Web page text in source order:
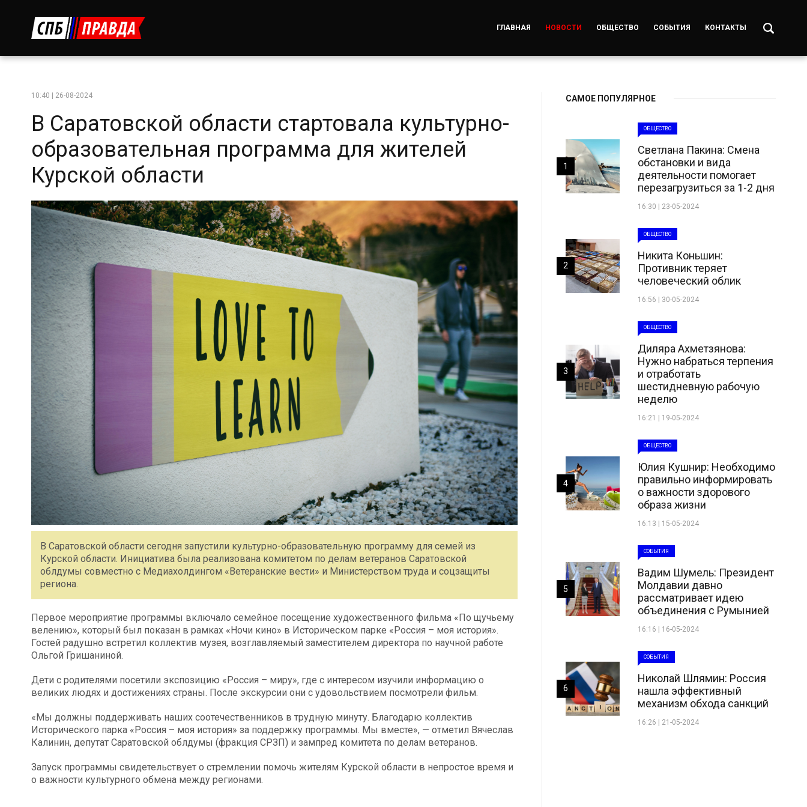
ГЛАВНАЯ НОВОСТИ ОБЩЕСТВО СОБЫТИЯ КОНТАКТЫ
10:40 | 26-08-2024
В Саратовской области стартовала культурно-
образовательная программа для жителей
Курской области
В Саратовской области сегодня запустили культурно-образовательную программу для семей из
Курской области. Инициатива была реализована комитетом по делам ветеранов Саратовской
облдумы совместно с Медиахолдингом «Ветеранские вести» и Министерством труда и соцзащиты
региона.
Первое мероприятие программы включало семейное посещение художественного фильма «По щучьему
велению», который был показан в рамках «Ночи кино» в Историческом парке «Россия – моя история».
Гостей радушно встретил коллектив музея, возглавляемый заместителем директора по научной работе
Ольгой Гришаниной.
Дети с родителями посетили экспозицию «Россия – миру», где с интересом изучили информацию о
великих людях и достижениях страны. После экскурсии они с удовольствием посмотрели фильм.
«Мы должны поддерживать наших соотечественников в трудную минуту. Благодарю коллектив
Исторического парка «Россия – моя история» за поддержку программы. Мы вместе», — отметил Вячеслав
Калинин, депутат Саратовской облдумы (фракция СРЗП) и зампред комитета по делам ветеранов.
Запуск программы свидетельствует о стремлении помочь жителям Курской области в непростое время и
о важности культурного обмена между регионами.
САМОЕ ПОПУЛЯРНОЕ
ОБЩЕСТВО
Светлана Пакина: Смена
обстановки и вида
деятельности помогает
перезагрузиться за 1-2 дня
16:30 | 23-05-2024
1
ОБЩЕСТВО
Никита Коньшин:
Противник теряет
человеческий облик
16:56 | 30-05-2024
2
ОБЩЕСТВО
Диляра Ахметзянова:
Нужно набраться терпения
и отработать
шестидневную рабочую
неделю
16:21 | 19-05-2024
3
ОБЩЕСТВО
Юлия Кушнир: Необходимо
правильно информировать
о важности здорового
образа жизни
16:13 | 15-05-2024
4
СОБЫТИЯ
Вадим Шумель: Президент
Молдавии давно
рассматривает идею
объединения с Румынией
16:16 | 16-05-2024
5
СОБЫТИЯ
Николай Шлямин: Россия
нашла эффективный
механизм обхода санкций
16:26 | 21-05-2024
6